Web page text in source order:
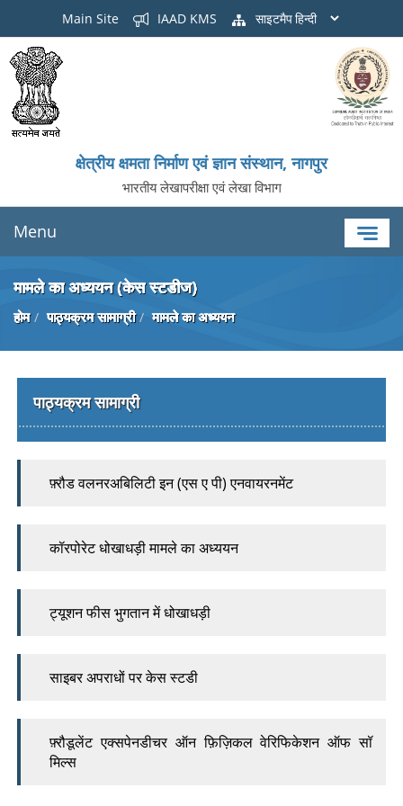
Main Site IAAD KMS साइटमैप
क्षेत्रीय क्षमता निर्माण एवं ज्ञान संस्थान, नागपुर
भारतीय लेखापरीक्षा एवं लेखा विभाग
Menu
मामले का अध्ययन (केस स्टडीज)
होम पाठ्यक्रम सामाग्री मामले का अध्ययन
पाठ्यक्रम सामाग्री
फ़्रौड वलनरअबिलिटी इन (एस ए पी) एनवायरनमेंट
कॉरपोरेट धोखाधड़ी मामले का अध्ययन
ट्यूशन फीस भुगतान में धोखाधड़ी
साइबर अपराधों पर केस स्टडी
फ़्रौडूलेंट एक्सपेनडीचर ऑन फ़िज़िकल वेरिफिकेशन ऑफ सॉ
मिल्स